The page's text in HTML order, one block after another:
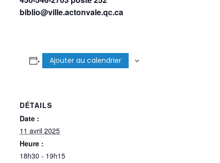
biblio@ville.actonvale.qc.ca
Ajouter au calendrier
DÉTAILS
Date :
11 avril 2025
Heure :
18h30 - 19h15